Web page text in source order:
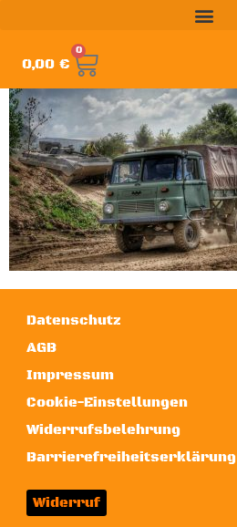
0,00 €
0
Datenschutz
AGB
Impressum
Cookie-Einstellungen
Widerrufsbelehrung
Barrierefreiheitserklärung
Widerruf